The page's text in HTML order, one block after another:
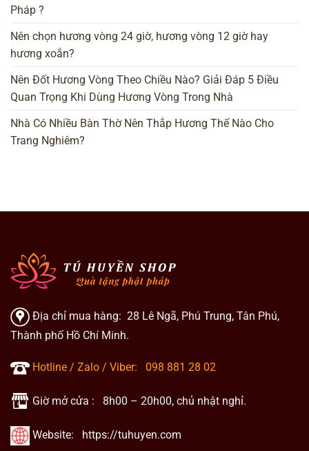
Pháp ?
Nên chọn hương vòng 24 giờ, hương vòng 12 giờ hay
hương xoắn?
Nên Đốt Hương Vòng Theo Chiều Nào? Giải Đáp 5 Điều
Quan Trọng Khi Dùng Hương Vòng Trong Nhà
Nhà Có Nhiều Bàn Thờ Nên Thắp Hương Thế Nào Cho
Trang Nghiêm?
Địa chỉ mua hàng: 28 Lê Ngã, Phú Trung, Tân Phú,
Thành phố Hồ Chí Minh.
Hotline / Zalo / Viber: 098 881 28 02
Giờ mở cửa : 8h00 – 20h00, chủ nhật nghỉ.
Website: https://tuhuyen.com